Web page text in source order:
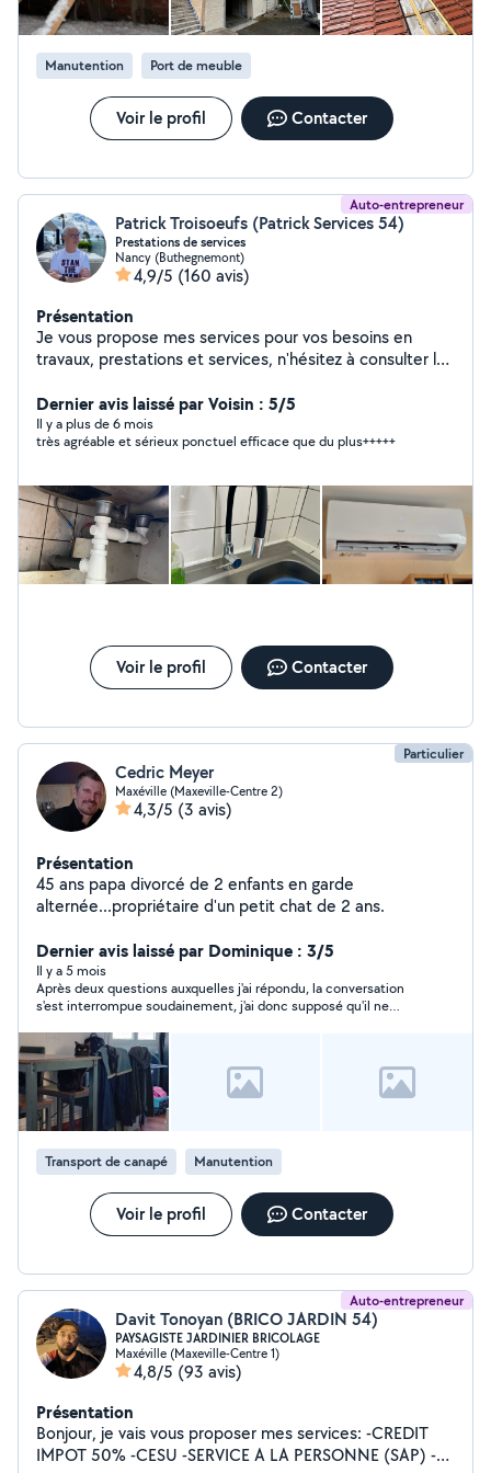
servir de ses mains pour vous aider :)
Manutention Port de meuble
Voir le profil Contacter
Auto-entrepreneur
Patrick Troisoeufs (Patrick Services 54)
Prestations de services
Nancy (Buthegnemont)
4,9/5 (160 avis)
Présentation
Je vous propose mes services pour vos besoins en
travaux, prestations et services, n'hésitez à consulter les
communique aucun tarif sans échange ni connaissance
exacte du besoin. Je me déplace sur le département.
MERCI DE RÉPONDRE AUX PROPOSITIONS QUI VOUS
client se trouvant hors de notre périmètre
géographique ne peuvent pas avoir une réponse.
Dernier avis laissé par Voisin : 5/5
Il y a plus de 6 mois
très agréable et sérieux ponctuel efficace que du plus+++++
Voir le profil Contacter
Particulier
Cedric Meyer
Maxéville (Maxeville-Centre 2)
4,3/5 (3 avis)
Présentation
45 ans papa divorcé de 2 enfants en garde
alternée...propriétaire d'un petit chat de 2 ans.
Dernier avis laissé par Dominique : 3/5
Il y a 5 mois
Après deux questions auxquelles j'ai répondu, la conversation
s'est interrompue soudainement, j'ai donc supposé qu'il ne
Transport de canapé Manutention
Voir le profil Contacter
Auto-entrepreneur
Davit Tonoyan (BRICO JARDIN 54)
PAYSAGISTE JARDINIER BRICOLAGE
Maxéville (Maxeville-Centre 1)
4,8/5 (93 avis)
Présentation
Bonjour, je vais vous proposer mes services: -CREDIT
IMPOT 50% -CESU -SERVICE A LA PERSONNE (SAP) -